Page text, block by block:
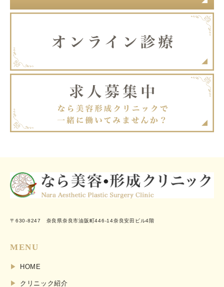
〒630-8247 奈良県奈良市油阪町446-14奈良安田ビル4階
MENU
HOME
クリニック紹介